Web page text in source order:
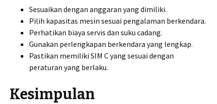
Sesuaikan dengan anggaran yang dimiliki.
Pilih kapasitas mesin sesuai pengalaman berkendara.
Perhatikan biaya servis dan suku cadang.
Gunakan perlengkapan berkendara yang lengkap.
Pastikan memiliki SIM C yang sesuai dengan
peraturan yang berlaku.
Kesimpulan